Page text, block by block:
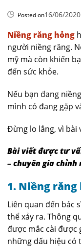
Posted on16/06/2020
Niềng răng hỏng
người niềng răng.
mỹ mà còn khiến
đến sức khỏe.
Nếu bạn đang
mình có đang gặp
Đừng lo lắng, vì bài
Bài viết được tư
– chuyên gia chỉnh
1. Niềng răng
Liên quan đến bác
thể xảy ra. Thông
được mắc cài được
những dấu hiệu có